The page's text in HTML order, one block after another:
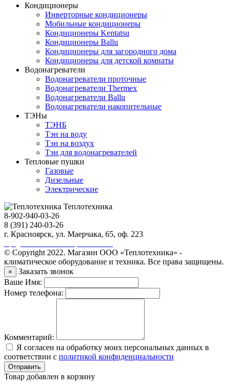
Кондиционеры
Инверторные кондиционеры
Мобильные кондиционеры
Кондиционеры Kentatsu
Кондиционеры Ballu
Кондиционеры для загородного дома
Кондиционеры для детской комнаты
Водонагреватели
Водонагреватели проточные
Водонагреватели Thermex
Водонагреватели Ballu
Водонагреватели накопительные
ТЭНы
ТЭНБ
Тэн на воду
Тэн на воздух
Тэн для водонагревателей
Тепловые пушки
Газовые
Дизельные
Электрические
Теплотехника
8-902-940-03-26
8 (391) 240-03-26
г. Красноярск, ул. Маерчака, 65, оф. 223
© Copyright 2022. Магазин ООО «Теплотехника» -
климатическое оборудование и техника. Все права защищены.
×
Заказать звонок
Ваше Имя:
Номер телефона:
Комментарий:
Я согласен на обработку моих персональных данных в
соответствии с политикой конфиденциальности
Отправить
Товар добавлен в корзину